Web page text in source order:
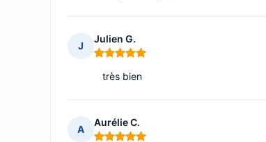
J
Julien G.
Note : 5 sur 5
très bien
A
Aurélie C.